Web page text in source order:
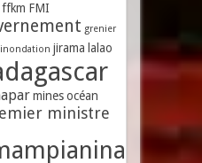
ffkm FMI
grenier
inondation jirama lalao
mines océan
ministre